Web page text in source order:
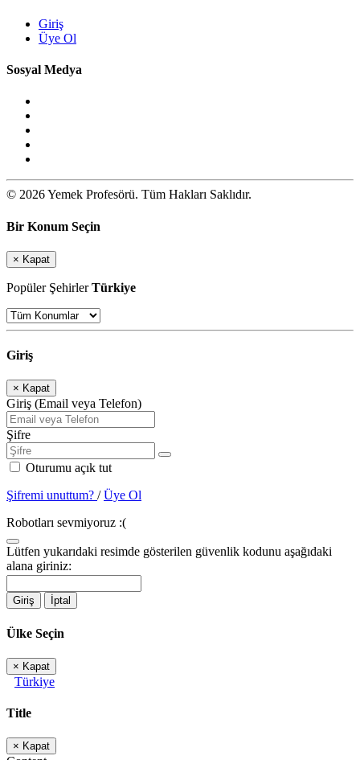
Giriş
Üye Ol
Sosyal Medya
© 2026 Yemek Profesörü. Tüm Hakları Saklıdır.
Bir Konum Seçin
× Kapat
Popüler ŞehirlerTürkiye
Giriş
× Kapat
Giriş (Email veya Telefon)
Şifre
Oturumu açık tut
Şifremi unuttum? /Üye Ol
Robotları sevmiyoruz :(
Lütfen yukarıdaki resimde gösterilen güvenlik kodunu aşağıdaki
alana giriniz:
Giriş İptal
Ülke Seçin
× Kapat
Türkiye
Title
× Kapat